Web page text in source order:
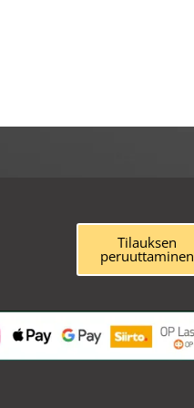
Tilauksen
peruuttaminen